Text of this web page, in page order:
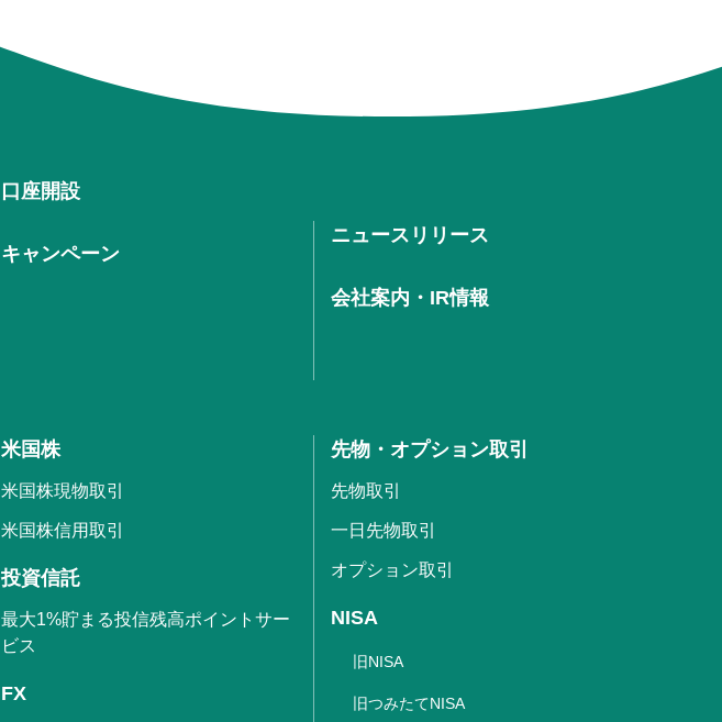
口座開設
キャンペーン
ニュースリリース
会社案内・IR情報
米国株
米国株現物取引
米国株信用取引
投資信託
最大1%貯まる投信残高ポイントサー
ビス
FX
先物・オプション取引
先物取引
一日先物取引
オプション取引
NISA
旧NISA
旧つみたてNISA